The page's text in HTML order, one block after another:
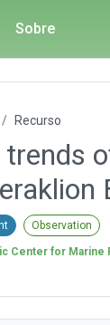
Sobre
Recurso
Observation
Center for Marine